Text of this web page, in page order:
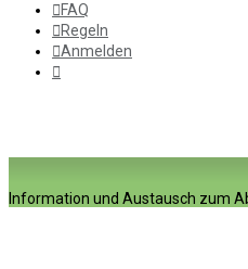
FAQ
Regeln
Anmelden
Information und Austausch zum